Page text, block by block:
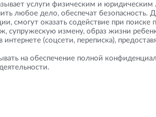
услуги физическим и
любое дело, обеспечат безопасность.
смогут оказать содействие при поиске
измену, образ жизни
интернете (соцсети, переписка),
на обеспечение полной